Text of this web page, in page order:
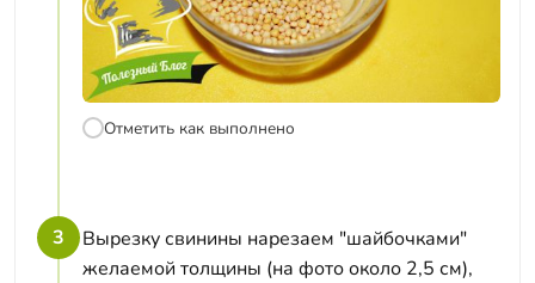
Отметить как выполнено
3
Вырезку свинины нарезаем "шайбочками"
желаемой толщины (на фото около 2,5 см),